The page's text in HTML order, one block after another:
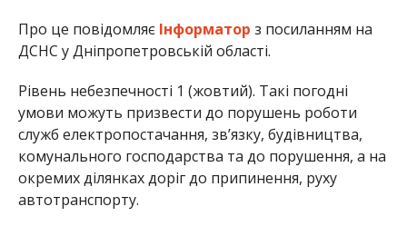
Про це повідомляє Інформатор з посиланням на
ДСНС у Дніпропетровській області.
Рівень небезпечності 1 (жовтий). Такі погодні
умови можуть призвести до порушень роботи
служб електропостачання, зв’язку, будівництва,
комунального господарства та до порушення, а на
окремих ділянках доріг до припинення, руху
автотранспорту.